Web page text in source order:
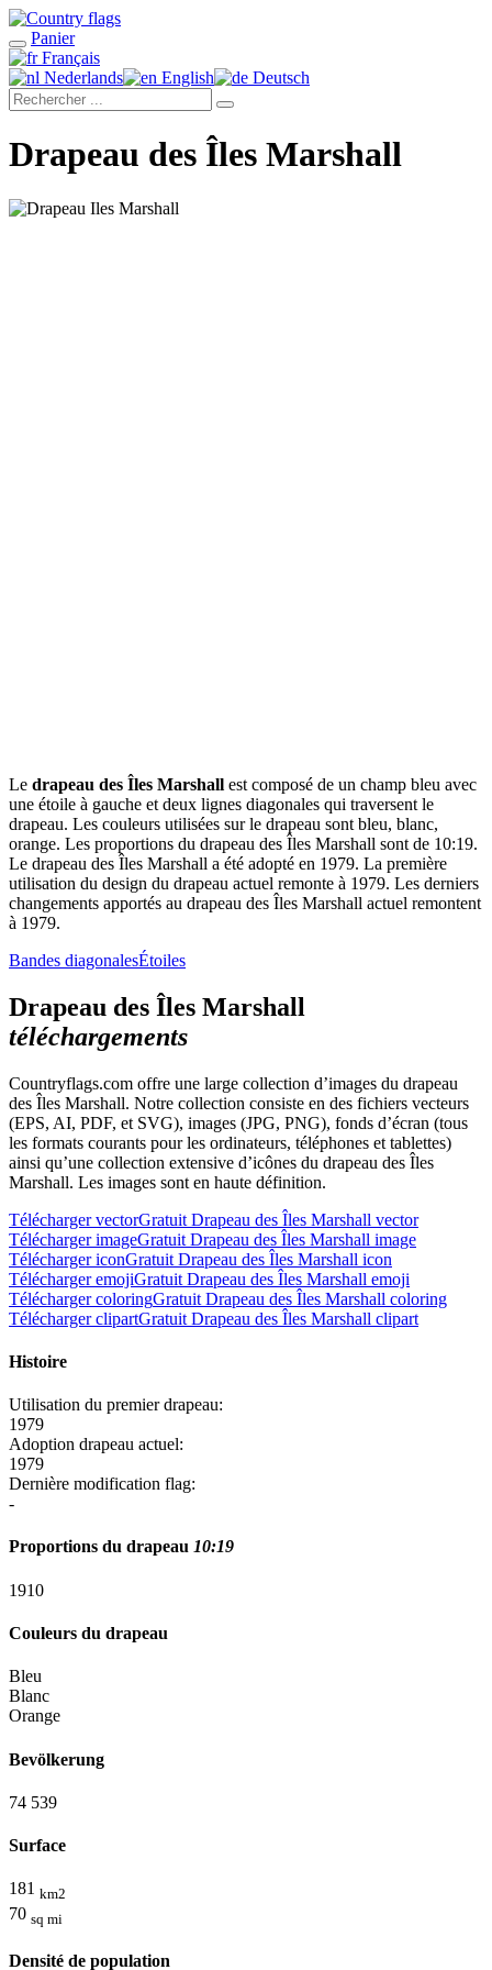
Panier
Français
Nederlands
English Deutsch
Drapeau des Îles Marshall
Le drapeau des Îles Marshall est composé de un champ bleu avec
une étoile à gauche et deux lignes diagonales qui traversent le
drapeau. Les couleurs utilisées sur le drapeau sont bleu, blanc,
orange. Les proportions du drapeau des Îles Marshall sont de 10:19.
Le drapeau des Îles Marshall a été adopté en 1979. La première
utilisation du design du drapeau actuel remonte à 1979. Les derniers
changements apportés au drapeau des Îles Marshall actuel remontent
à 1979.
Bandes diagonalesÉtoiles
Drapeau des Îles Marshall
téléchargements
Countryflags.com offre une large collection d’images du drapeau
des Îles Marshall. Notre collection consiste en des fichiers vecteurs
(EPS, AI, PDF, et SVG), images (JPG, PNG), fonds d’écran (tous
les formats courants pour les ordinateurs, téléphones et tablettes)
ainsi qu’une collection extensive d’icônes du drapeau des Îles
Marshall. Les images sont en haute définition.
Télécharger vectorGratuit Drapeau des Îles Marshall vector
Télécharger imageGratuit Drapeau des Îles Marshall image
Télécharger iconGratuit Drapeau des Îles Marshall icon
Télécharger emojiGratuit Drapeau des Îles Marshall emoji
Télécharger coloringGratuit Drapeau des Îles Marshall coloring
Télécharger clipartGratuit Drapeau des Îles Marshall clipart
Histoire
Utilisation du premier drapeau:
1979
Adoption drapeau actuel:
1979
Dernière modification flag:
-
Proportions du drapeau 10:19
1910
Couleurs du drapeau
Bleu
Blanc
Orange
Bevölkerung
74 539
Surface
181 km2
70 sq mi
Densité de population